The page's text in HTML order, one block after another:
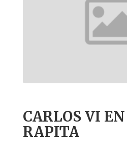
CARLOS VI
RAPITA